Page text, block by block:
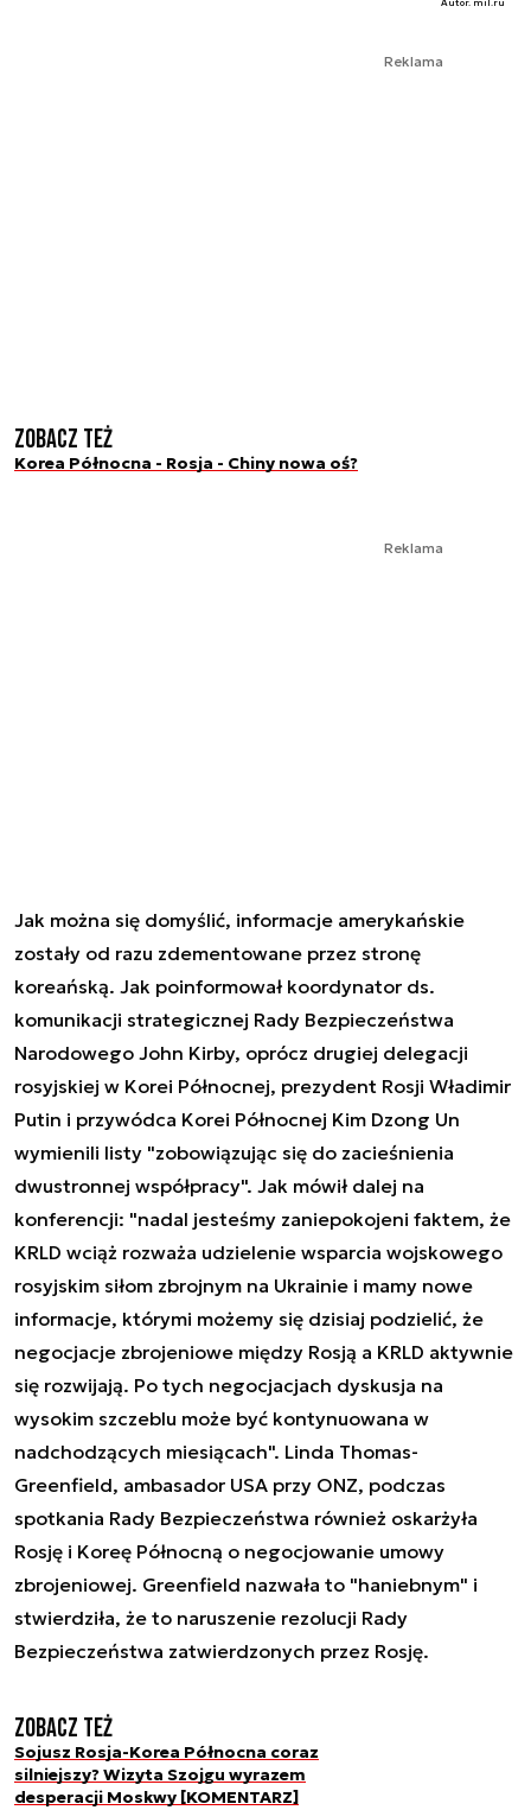
Reklama
Zobacz też
Korea Północna - Rosja - Chiny nowa oś?
Reklama
Jak można się domyślić, informacje amerykańskie
zostały od razu zdementowane przez stronę
koreańską. Jak poinformował koordynator ds.
komunikacji strategicznej Rady Bezpieczeństwa
Narodowego John Kirby, oprócz drugiej delegacji
rosyjskiej w Korei Północnej, prezydent Rosji Władimir
Putin i przywódca Korei Północnej Kim Dzong Un
wymienili listy "zobowiązując się do zacieśnienia
dwustronnej współpracy". Jak mówił dalej na
konferencji: "nadal jesteśmy zaniepokojeni faktem, że
KRLD wciąż rozważa udzielenie wsparcia wojskowego
rosyjskim siłom zbrojnym na Ukrainie i mamy nowe
informacje, którymi możemy się dzisiaj podzielić, że
negocjacje zbrojeniowe między Rosją a KRLD aktywnie
się rozwijają. Po tych negocjacjach dyskusja na
wysokim szczeblu może być kontynuowana w
nadchodzących miesiącach". Linda Thomas-
Greenfield, ambasador USA przy ONZ, podczas
spotkania Rady Bezpieczeństwa również oskarżyła
Rosję i Koreę Północną o negocjowanie umowy
zbrojeniowej. Greenfield nazwała to "haniebnym" i
stwierdziła, że to naruszenie rezolucji Rady
Bezpieczeństwa zatwierdzonych przez Rosję.
Zobacz też
Sojusz Rosja-Korea Północna coraz
silniejszy? Wizyta Szojgu wyrazem
desperacji Moskwy [KOMENTARZ]